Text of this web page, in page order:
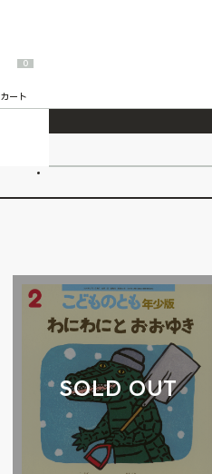
2026/7/23
0
カート
SOLD OUT